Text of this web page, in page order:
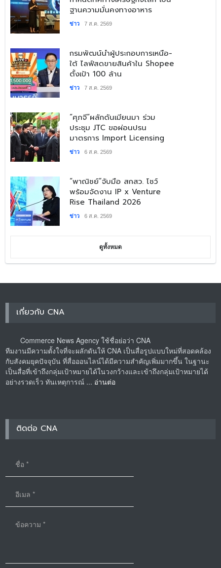
ฐานความมั่นคงทางอาหาร
ข่าว 7 ส.ค. 2569
​กรมพัฒน์นำผู้ประกอบการเหนือ-
ใต้ ไลฟ์สดขายสินค้าใน Shopee
ตั้งเป้า 100 ล้าน
ข่าว 7 ส.ค. 2569
“ศุภจี”ผลักดันเมียนมา ร่วม
ประชุม JTC ขอผ่อนปรน
มาตรการ Import Licensing
ข่าว 6 ส.ค. 2569
​“พาณิชย์”จับมือ สกสว. โชว์
พร้อมจัดงาน IP x Venture
Rise Thailand 2026
ข่าว 6 ส.ค. 2569
ดูทั้งหมด
เกี่ยวกับ CNA
Commerce News Agency ใช้ชื่อย่อว่า CNA
ทีมงานมีความตั้งใจที่จะผลักดันให้ CNA เป็นสื่อรูปแบบใหม่ที่สอดคล้อง
กับสังคมยุคปัจจุบัน ที่สื่อออนไลน์ได้มีความสำคัญเพิ่มมากขึ้น ในฐานะ
เป็นสื่อที่เข้าถึงกลุ่มเป้าหมายได้ในวงกว้างและเข้าถึงกลุ่มเป้าหมายได้
อย่างรวดเร็ว ทันเหตุการณ์ ... อ่านต่อ
ติดต่อ CNA